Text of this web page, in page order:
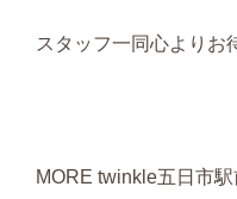
スタッフ一同心よりお
MORE twinkle五日市駅